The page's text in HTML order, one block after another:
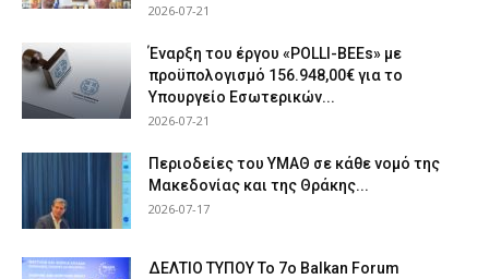
2026-07-21
Έναρξη του έργου «POLLI-BEEs» με
προϋπολογισμό 156.948,00€ για το
Υπουργείο Εσωτερικών...
2026-07-21
Περιοδείες του ΥΜΑΘ σε κάθε νομό της
Μακεδονίας και της Θράκης...
2026-07-17
ΔΕΛΤΙΟ ΤΥΠΟΥ Το 7ο Balkan Forum